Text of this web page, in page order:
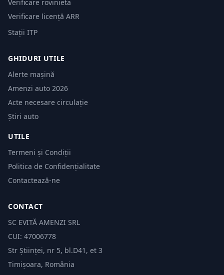
Verificare rovinieta
Verificare licență ARR
Stații ITP
GHIDURI UTILE
Alerte mașină
Amenzi auto 2026
Acte necesare circulație
Știri auto
UTILE
Termeni și Condiții
Politica de Confidențialitate
Contactează-ne
CONTACT
SC EVITĂ AMENZI SRL
CUI: 47006778
Str Științei, nr 5, bl.D41, et 3
Timișoara, România